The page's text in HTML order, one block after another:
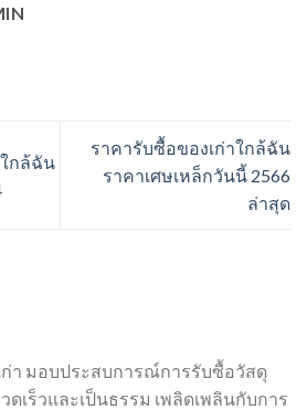
กล้ฉัน
ราคารับซื้อของเก่าใกล้ฉัน
ราคาเศษเหล็กวันนี้ 2566
ล่าสุด
า มอบประสบการณ์การรับซื้อวัสดุ
ดเร็วและเป็นธรรม เพลิดเพลินกับการ